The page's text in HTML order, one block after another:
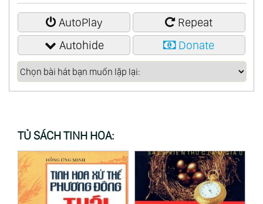
01:06:42
Slow Breathing Circuit (A Winged Victory For
The Sullen Remix)
AutoPlay
Repeat
Autohide
Donate
TỦ SÁCH TINH HOA: